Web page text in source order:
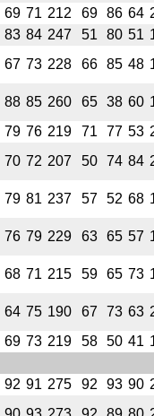
69 71 212 69 86 64
83 84 247 51 80 51
67 73 228 66 85 48
88 85 260 65 38 60
79 76 219 71 77 53
70 72 207 50 74 84
79 81 237 57 52 68
76 79 229 63 65 57
68 71 215 59 65 73
64 75 190 67 73 63
69 73 219 58 50 41
92 91 275 92 93 90